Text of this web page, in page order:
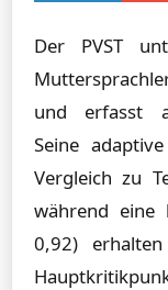
Der PVST
und erfasst
Seine
Vergleich zu
während eine
0,92)